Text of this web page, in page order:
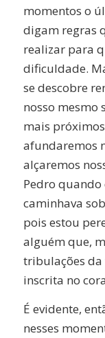
momentos o
digam regras
realizar para
dificuldade.
se descobre
nosso mesmo
mais
afundaremos
alçaremos
Pedro
caminhava
pois estou
alguém que,
tribulações da
inscrita no
É evidente,
nesses